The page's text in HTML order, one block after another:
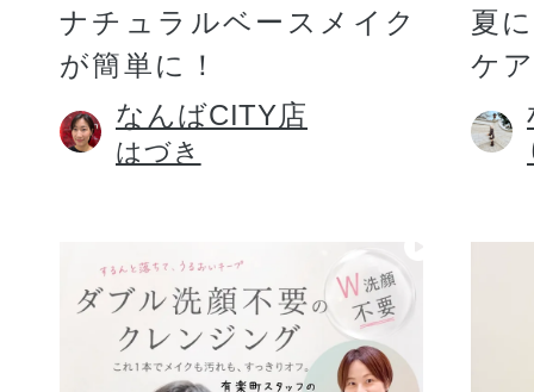
よくあるご質問
ナチュラルベースメイク
が簡単に！
なんばCITY店
はづき
夏
ケ